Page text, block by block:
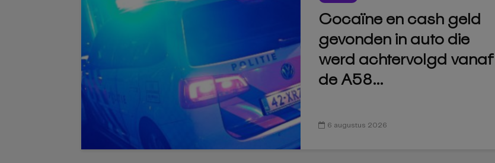
Cocaïne en cash geld
gevonden in auto die
werd achtervolgd vanaf
de A58...
6 augustus 2026